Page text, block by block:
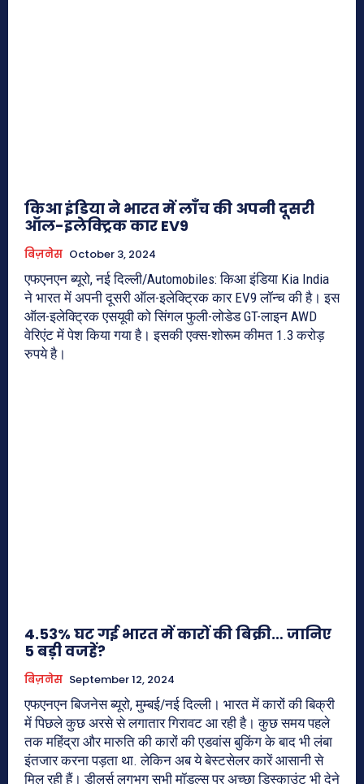
किआ इंडिया ने भारत में लॉंच की अपनी दूसरी
ऑल-इलेक्ट्रिक कार EV9
बिज़नेस October 3, 2024
एफएनएन ब्यूरो, नई दिल्ली/Automobiles: किआ इंडिया Kia India
ने भारत में अपनी दूसरी ऑल-इलेक्ट्रिक कार EV9 लॉन्च की है। इस
ऑल-इलेक्ट्रिक एसयूवी को सिंगल फुली-लोडेड GT-लाइन AWD
वेरिएंट में पेश किया गया है। इसकी एक्स-शोरूम कीमत 1.3 करोड़
रुपये है।
4.53% घट गई भारत में कारों की बिक्री… जानिए
5 बड़ी वजहें?
बिज़नेस September 12, 2024
एफएनएन बिजनेस ब्यूरो, मुम्बई/नई दिल्ली। भारत में कारों की बिक्री
में पिछले कुछ अरसे से लगातार गिरावट आ रही है। कुछ समय पहले
तक महिंद्रा और मारुति की कारों की एडवांस बुकिंग के बाद भी लंबा
इंतजार करना पड़ता था. लेकिन अब ये बेस्टसेलर कारें आसानी से
मिल रही हैं। डीलर्स लगभग सभी मॉडल्स पर अच्छा डिस्काउंट भी देने